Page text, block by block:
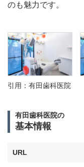
のも魅力です。
引用： 有田歯科医院
有田歯科医院の
基本情報
URL